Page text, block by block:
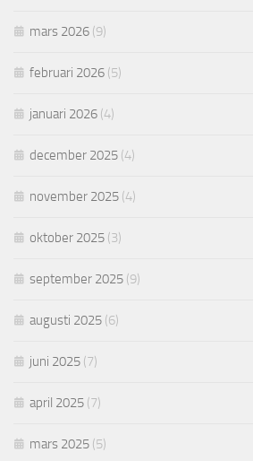
mars 2026 (9)
februari 2026 (5)
januari 2026 (4)
december 2025 (4)
november 2025 (4)
oktober 2025 (3)
september 2025 (9)
augusti 2025 (6)
juni 2025 (7)
april 2025 (7)
mars 2025 (5)